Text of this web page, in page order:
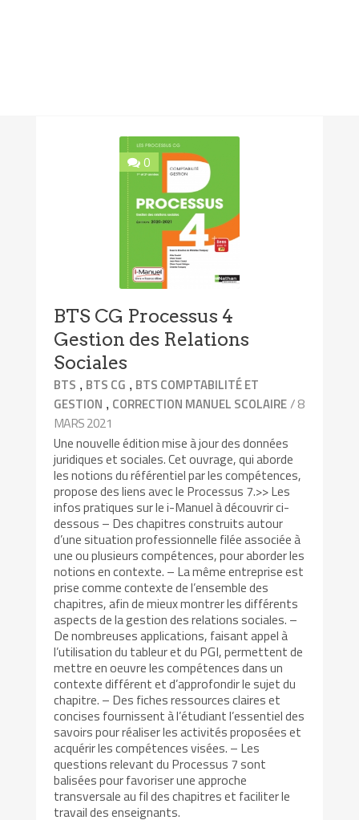
0
BTS CG Processus 4
Gestion des Relations
Sociales
BTS , BTS CG , BTS COMPTABILITÉ ET
GESTION , CORRECTION MANUEL SCOLAIRE/ 8
MARS 2021
Une nouvelle édition mise à jour des données
juridiques et sociales. Cet ouvrage, qui aborde
les notions du référentiel par les compétences,
propose des liens avec le Processus 7.>> Les
infos pratiques sur le i-Manuel à découvrir ci-
dessous – Des chapitres construits autour
d’une situation professionnelle filée associée à
une ou plusieurs compétences, pour aborder les
notions en contexte. – La même entreprise est
prise comme contexte de l’ensemble des
chapitres, afin de mieux montrer les différents
aspects de la gestion des relations sociales. –
De nombreuses applications, faisant appel à
l’utilisation du tableur et du PGI, permettent de
mettre en oeuvre les compétences dans un
contexte différent et d’approfondir le sujet du
chapitre. – Des fiches ressources claires et
concises fournissent à l’étudiant l’essentiel des
savoirs pour réaliser les activités proposées et
acquérir les compétences visées. – Les
questions relevant du Processus 7 sont
balisées pour favoriser une approche
transversale au fil des chapitres et faciliter le
travail des enseignants.